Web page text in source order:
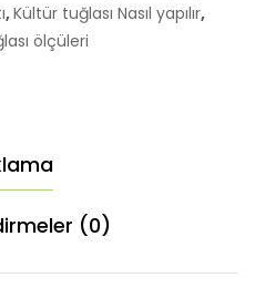
,Kültür tuğlası Nasıl yapılır,
ölçüleri
(0)